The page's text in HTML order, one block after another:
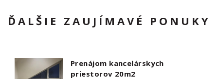
ĎALŠIE ZAUJÍMAVÉ PONUKY
Prenájom kancelárskych
priestorov 20m2